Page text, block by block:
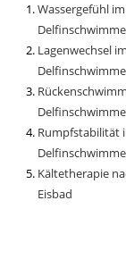
Wassergefühl
Lagenwechsel
Rumpfstabilität
Kältetherapie
Eisbad